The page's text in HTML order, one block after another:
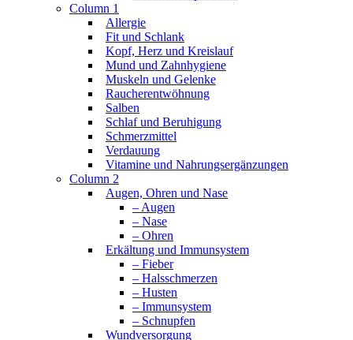
Column 1
Allergie
Fit und Schlank
Kopf, Herz und Kreislauf
Mund und Zahnhygiene
Muskeln und Gelenke
Raucherentwöhnung
Salben
Schlaf und Beruhigung
Schmerzmittel
Verdauung
Vitamine und Nahrungsergänzungen
Column 2
Augen, Ohren und Nase
– Augen
– Nase
– Ohren
Erkältung und Immunsystem
– Fieber
– Halsschmerzen
– Husten
– Immunsystem
– Schnupfen
Wundversorgung